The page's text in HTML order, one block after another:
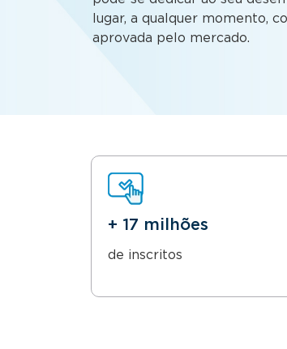
lugar, a qualquer momento,
aprovada pelo mercado.
+ 17 milhões
de inscritos